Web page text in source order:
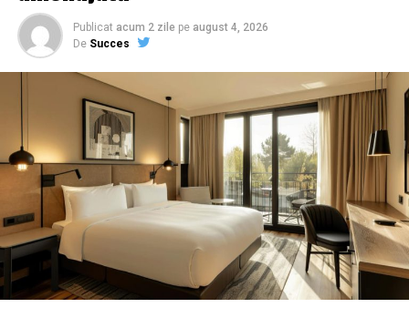
încearcă să facă și să desfacă lucrurile la Washington, ca
în vremurile bune când, la fel de buhăit, se apuca de
lucru din umbra pădurii Băneasa.
Acceptă provocarea Cozmin Gușă! Și pune-te pe scris!
Dacă mai adaugi încă vreo zece specimene cam de
același fel pe care ai avut șansa să le cunoști, ai putea
construi o carte – insectar.
Sorin Rosca Stanescu
ARTICOLE PE ACEIASI TEMA: PRIMA
Publicat acum 2 zile pe august 4, 2026
De Succes